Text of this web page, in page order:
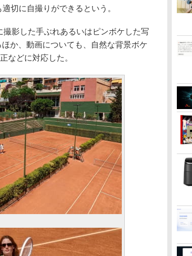
切に自撮りができるという。
影した手ぶれあるいはピンボケした写
か、動画についても、自然な背景ボケ
などに対応した。